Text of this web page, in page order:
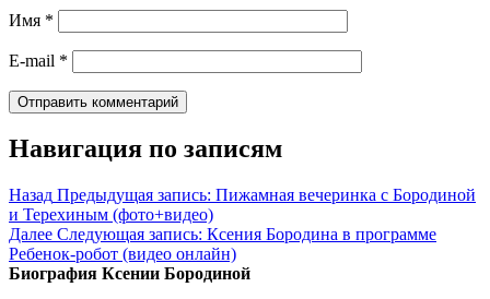
Имя *
E-mail *
Навигация по записям
Назад Предыдущая запись: Пижамная вечеринка с Бородиной
и Терехиным (фото+видео)
Далее Следующая запись: Ксения Бородина в программе
Ребенок-робот (видео онлайн)
Биография Ксении Бородиной